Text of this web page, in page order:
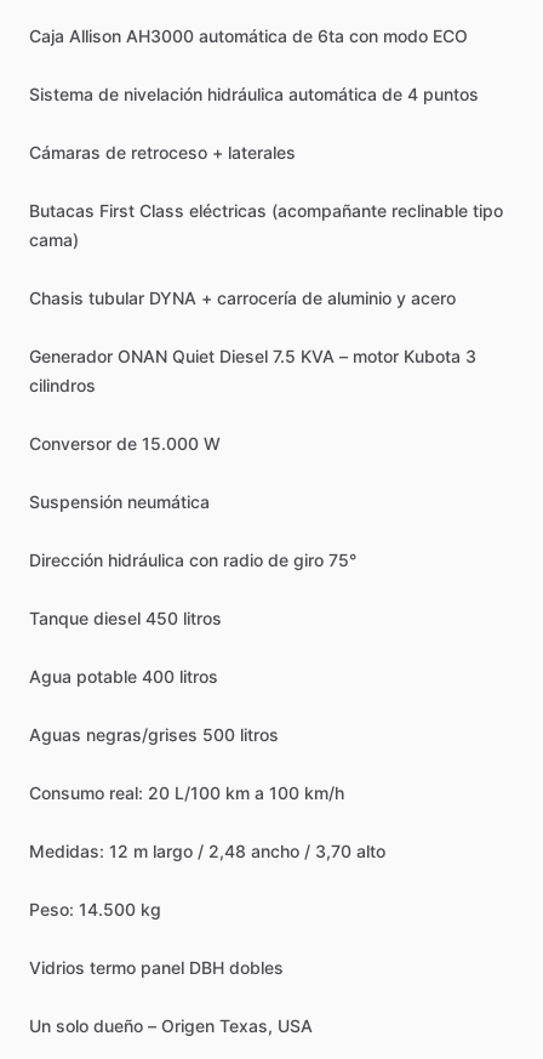
Caja Allison AH3000 automática de 6ta con modo ECO
Sistema de nivelación hidráulica automática de 4 puntos
Cámaras de retroceso + laterales
Butacas First Class eléctricas (acompañante reclinable tipo
cama)
Chasis tubular DYNA + carrocería de aluminio y acero
Generador ONAN Quiet Diesel 7.5 KVA – motor Kubota 3
cilindros
Conversor de 15.000 W
Suspensión neumática
Dirección hidráulica con radio de giro 75°
Tanque diesel 450 litros
Agua potable 400 litros
Aguas negras​/​grises 500 litros
Consumo real: 20 L​/​100 km a 100 km​/​h
Medidas: 12 m largo ​/​ 2,48 ancho ​/​ 3,70 alto
Peso: 14.500 kg
Vidrios termo panel DBH dobles
Un solo dueño – Origen Texas, USA